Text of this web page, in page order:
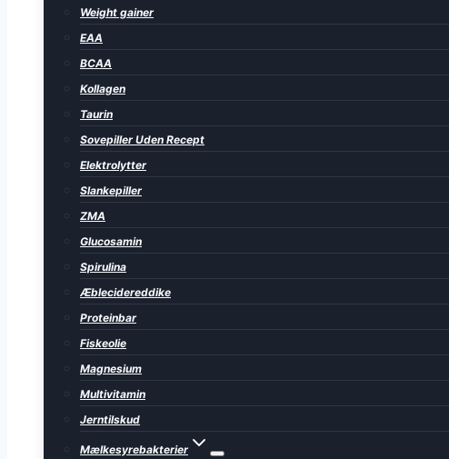
Weight gainer
EAA
BCAA
Kollagen
Taurin
Sovepiller Uden Recept
Elektrolytter
Slankepiller
ZMA
Glucosamin
Spirulina
Æblecidereddike
Proteinbar
Fiskeolie
Magnesium
Multivitamin
Jerntilskud
Mælkesyrebakterier